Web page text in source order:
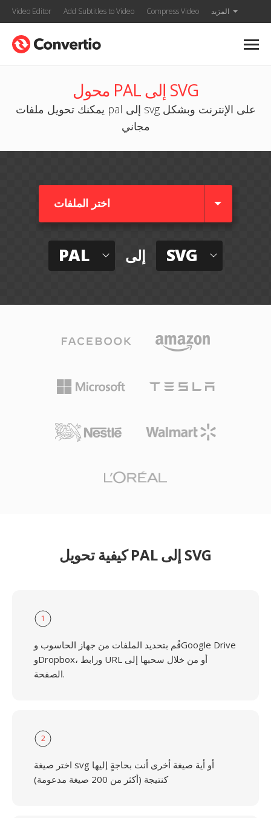
Video Editor Add Subtitles to Video Compress Video المزيد
محول PAL إلى SVG
يمكنك تحويل ملفات pal إلى svg على الإنترنت وبشكل
مجاني
اختر الملفات
PAL إلى SVG
كيفية تحويل PAL إلى SVG
1
قُم بتحديد الملفات من جهاز الحاسوب وGoogle Drive
وDropbox، ورابط URL أو من خلال سحبها إلى
الصفحة.
2
اختر صيغة svg أو أية صيغة أخرى أنت بحاجةٍ إليها
كنتيجة (أكثر من 200 صيغة مدعومة)